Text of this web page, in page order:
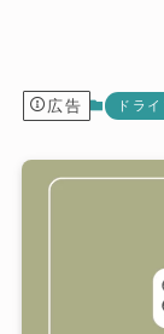
広告 ドラ